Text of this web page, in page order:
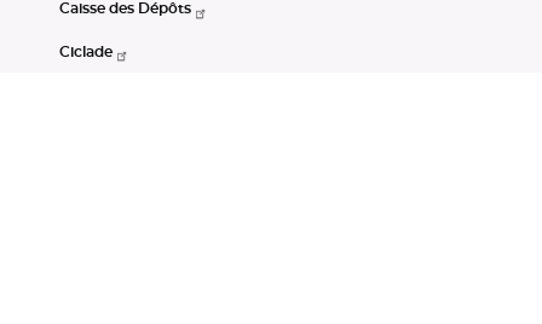
Caisse des Dépôts
Ciclade